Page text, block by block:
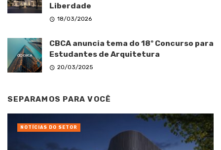
Liberdade
18/03/2026
CBCA anuncia tema do 18º Concurso para
Estudantes de Arquitetura
20/03/2025
SEPARAMOS PARA VOCÊ
NOTÍCIAS DO SETOR